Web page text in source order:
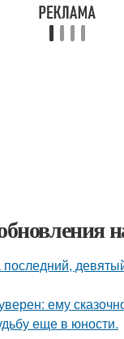
ему
еще в юности.